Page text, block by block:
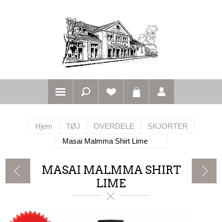
Hjem TØJ OVERDELE
SKJORTER
Masai Malmma Shirt Lime
MASAI MALMMA SHIRT
LIME